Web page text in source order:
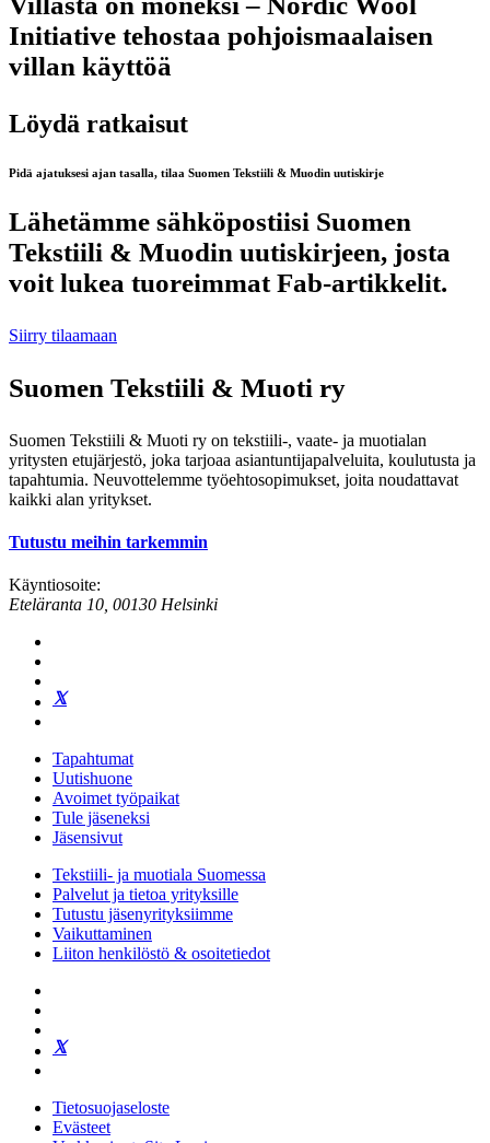
Initiative tehostaa pohjoismaalaisen
villan käyttöä
Löydä ratkaisut
Pidä ajatuksesi ajan tasalla, tilaa Suomen Tekstiili & Muodin uutiskirje
Lähetämme sähköpostiisi Suomen
Tekstiili & Muodin uutiskirjeen, josta
voit lukea tuoreimmat Fab-artikkelit.
Siirry tilaamaan
Suomen Tekstiili & Muoti ry
Suomen Tekstiili & Muoti ry on tekstiili-, vaate- ja muotialan
yritysten etujärjestö, joka tarjoaa asiantuntijapalveluita, koulutusta ja
tapahtumia. Neuvottelemme työehtosopimukset, joita noudattavat
kaikki alan yritykset.
Tutustu meihin tarkemmin
Käyntiosoite:
Eteläranta 10, 00130 Helsinki
Tapahtumat
Uutishuone
Avoimet työpaikat
Tule jäseneksi
Jäsensivut
Tekstiili- ja muotiala Suomessa
Palvelut ja tietoa yrityksille
Tutustu jäsenyrityksiimme
Vaikuttaminen
Liiton henkilöstö & osoitetiedot
Tietosuojaseloste
Evästeet